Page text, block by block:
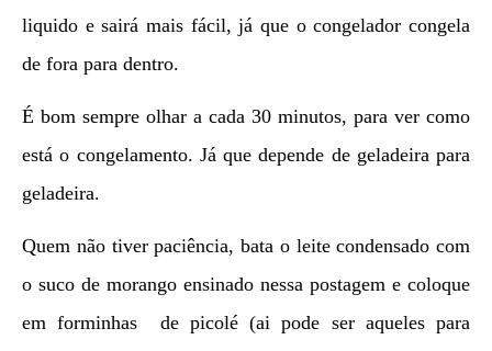
liquido e sairá mais fácil, já que o congelador congela
de fora para dentro.
É bom sempre olhar a cada 30 minutos, para ver como
está o congelamento. Já que depende de geladeira para
geladeira.
Quem não tiver paciência, bata o leite condensado com
o suco de morango ensinado nessa postagem e coloque
em forminhas de picolé (ai pode ser aqueles para